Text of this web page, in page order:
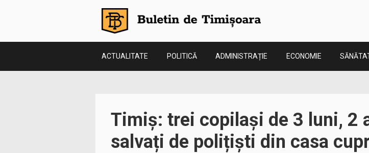
ACTUALITATE POLITICĂ ADMINISTRAȚIE ECONOMIE
Timiș: trei copilași de 3 luni, 2
salvați de polițiști din casa